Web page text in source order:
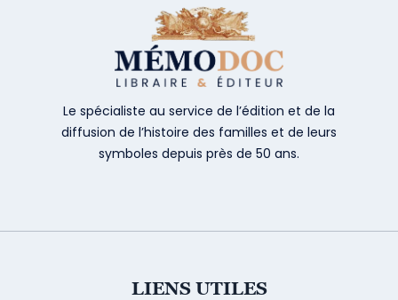
Le spécialiste au service de l’édition et de la
diffusion de l’histoire des familles et de leurs
symboles depuis près de 50 ans.
LIENS UTILES